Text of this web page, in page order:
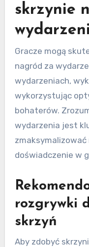
skrzynie
Gracze mogą
nagród za
wydarzeniach,
wykorzystując
bohaterów.
wydarzenia jest
doświadczenie w
rozgrywki
skrzyń
Aby zdobyć